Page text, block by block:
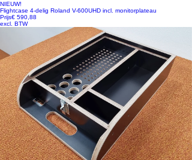
NIEUW!
Flightcase 4-delig Roland V-600UHD incl. monitorplateau
Prijs€ 590,88
excl. BTW